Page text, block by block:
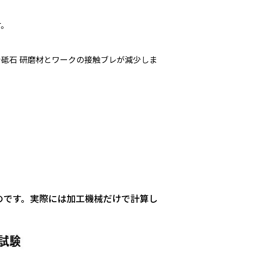
石 研磨材とワークの接触ブレが減少しま
す。実際には加工機械だけで計算し